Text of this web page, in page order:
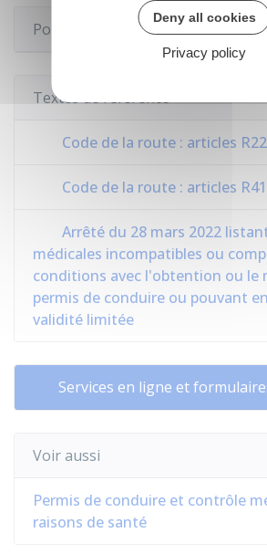
Pour en savoir plus
Textes de référence
Code de la route : articles
Code de la route : articles
Arrêté du 28 mars 2022
médicales incompatibles ou
conditions avec l'obtention ou le
permis de conduire ou pouvant
validité limitée
Services en ligne et
Voir aussi
Permis de conduire et contrôle
raisons de santé
Deny all cookies
Privacy policy